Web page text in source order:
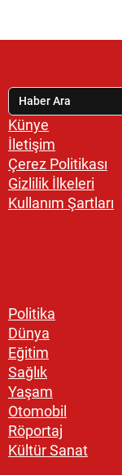
Künye
İletişim
Çerez Politikası
Gizlilik İlkeleri
Kullanım Şartları
Politika
Dünya
Eğitim
Sağlık
Yaşam
Otomobil
Röportaj
Kültür Sanat